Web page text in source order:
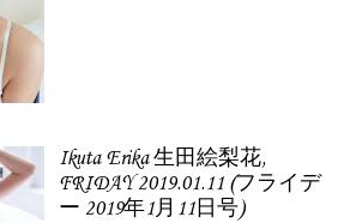
Ikuta Erika 生田絵梨花,
FRIDAY 2019.01.11 (フライデ
ー 2019年1月11日号)